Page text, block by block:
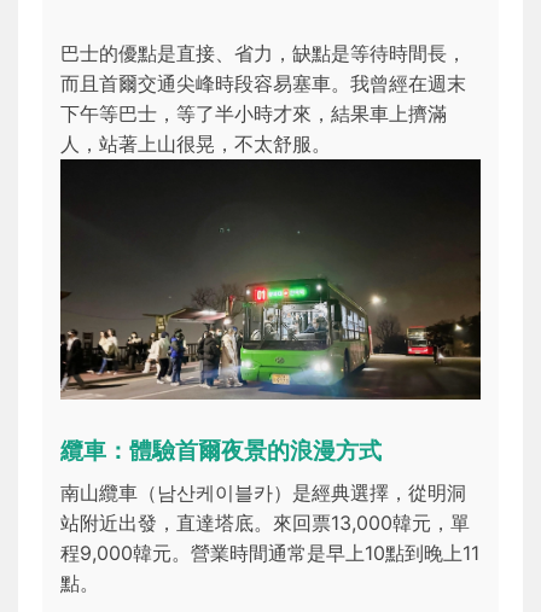
巴士的優點是直接、省力，缺點是等待時間長，
而且首爾交通尖峰時段容易塞車。我曾經在週末
下午等巴士，等了半小時才來，結果車上擠滿
人，站著上山很晃，不太舒服。
纜車：體驗首爾夜景的浪漫方式
南山纜車（남산케이블카）是經典選擇，從明洞
站附近出發，直達塔底。來回票13,000韓元，單
程9,000韓元。營業時間通常是早上10點到晚上11
點。